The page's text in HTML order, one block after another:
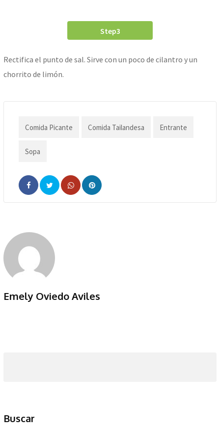
Step3
Rectifica el punto de sal. Sirve con un poco de cilantro y un
chorrito de limón.
Comida Picante Comida Tailandesa Entrante
Sopa
WhatsappPinterest
Emely Oviedo Aviles
Buscar